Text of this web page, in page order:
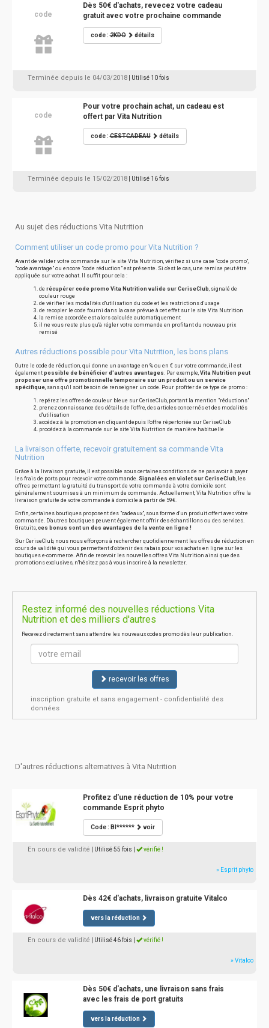
code
Dès 50€ d'achats, revecez votre cadeau
gratuit avec votre prochaine commande
code :2KDO détails
Terminée depuis le 04/03/2018 | Utilisé 10 fois
code
Pour votre prochain achat, un cadeau est
offert par Vita Nutrition
code :CESTCADEAU détails
Terminée depuis le 15/02/2018 | Utilisé 16 fois
Au sujet des réductions Vita Nutrition
Comment utiliser un code promo pour Vita Nutrition ?
Avant de valider votre commande sur le site Vita Nutrition, vérifiez si une case "code promo",
"code avantage" ou encore "code réduction" est présente. Si c'est le cas, une remise peut être
appliquée sur votre achat. Il suffit pour cela :
de récupérer code promo Vita Nutrition valide sur CeriseClub, signalé de
couleur rouge
de vérifier les modalités d'utilisation du code et les restrictions d'usage
de recopier le code fourni dans la case prévue à cet effet sur le site Vita Nutrition
la remise accordée est alors calculée automatiquement
il ne vous reste plus qu'à régler votre commande en profitant du nouveau prix
remisé
Autres réductions possible pour Vita Nutrition, les bons plans
Outre le code de réduction, qui donne un avantage en % ou en € sur votre commande, il est
également possible de bénéficier d'autres avantages. Par exemple, Vita Nutrition peut
proposer une offre promotionnelle temporaire sur un produit ou un service
spécifique, sans qu'il soit besoin de renseigner un code. Pour profiter de ce type de promo :
repérez les offres de couleur bleue sur CeriseClub, portant la mention "réductions"
prenez connaissance des détails de l'offre, des articles concernés et des modalités
d'utilisation
accédez à la promotion en cliquant depuis l'offre répertoriée sur CeriseClub
procédez à la commande sur le site Vita Nutrition de manière habituelle
La livraison offerte, recevoir gratuitement sa commande Vita
Nutrition
Grâce à la livraison gratuite, il est possible sous certaines conditions de ne pas avoir à payer
les frais de ports pour recevoir votre commande. Signalées en violet sur CeriseClub, les
offres permettant la gratuité du transport de votre commande à votre domicile sont
généralement soumises à un minimum de commande. Actuellement, Vita Nutrition offre la
livraison gratuite de votre commande à domicile à partir de 59€.
Enfin, certaines boutiques proposent des "cadeaux", sous forme d'un produit offert avec votre
commande. D'autres boutiques peuvent également offrir des échantillons ou des services.
Gratuits, ces bonus sont un des avantages de la vente en ligne !
Sur CeriseClub, nous nous efforçons à rechercher quotidiennement les offres de réduction en
cours de validité qui vous permettent d'obtenir des rabais pour vos achats en ligne sur les
boutiques e-commerce. Afin de recevoir les nouvelles offres Vita Nutrition ainsi que des
promotions exclusives, n'hésitez pas à vous inscrire à la newsletter.
Restez informé des nouvelles réductions Vita
Nutrition et des milliers d'autres
Recevez directement sans attendre les nouveaux codes promo dès leur publication.
recevoir les offres
inscription gratuite et sans engagement - confidentialité des
données
D'autres réductions alternatives à Vita Nutrition
Profitez d'une réduction de 10% pour votre
commande Esprit phyto
Code : BI****** voir
En cours de validité | Utilisé 55 fois vérifié !
» Esprit phyto
Dès 42€ d'achats, livraison gratuite Vitalco
vers la réduction
En cours de validité | Utilisé 46 fois vérifié !
» Vitalco
Dès 50€ d'achats, une livraison sans frais
avec les frais de port gratuits
vers la réduction